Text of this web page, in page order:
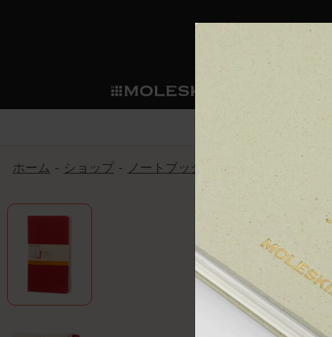
ショ
ノートブック
サブカテゴリ
モレスキンスマート
サブカテゴリ
ライティングツール
サブカテゴリ
限定版ノートブック
スマートライティング・シス
サブカテゴリ
モレスキンスマートスマー
アプリ・サービス
サブカテゴリ
カスタムダイアリー
カスタムノートブック
和紙テープ
ミニノートブックチャーム
別注＆コーポレートギフト
モレスキンメンバーシップ
我々の歴史
モレスキンのマニフェスト
ペンと紙の力
持続可能な創造性
今すぐメンバー登録
ウェルカムオファー: 次回のご購
通常特典: パーソナライズの2冊
バースデー特典: 1回限りの割引
先行プレビュー: 新作コレクショ
伝説的なお得情報: 会員限定の特
セールへの早期アクセス: お得な
モレスキン限定イベント: 優先アク
返品期間の延長: 1ヶ月間
ホーム ショップ ノートブック カイエ ＆ ジャーナル